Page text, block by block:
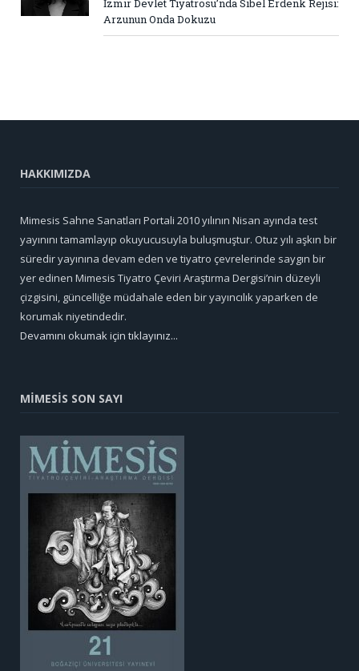
Arzunun Onda Dokuzu
HAKKIMIZDA
Mimesis Sahne Sanatları Portali 2010 yılının Nisan ayında test
yayınını tamamlayıp okuyucusuyla buluşmuştur. Otuz yılı aşkın bir
süredir yayınına devam eden ve tiyatro çevrelerinde saygın bir
yer edinen Mimesis Tiyatro Çeviri Araştırma Dergisi’nin düzeyli
çizgisini, güncelliğe müdahale eden bir yayıncılık yaparken de
korumak niyetindedir.
Devamını okumak için tıklayınız...
MİMESİS SON SAYI